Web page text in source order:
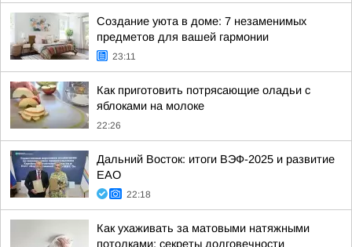
Создание уюта в доме: 7 незаменимых
предметов для вашей гармонии
23:11
Как приготовить потрясающие оладьи с
яблоками на молоке
22:26
Дальний Восток: итоги ВЭФ-2025 и развитие
ЕАО
22:18
Как ухаживать за матовыми натяжными
потолками: секреты долговечности